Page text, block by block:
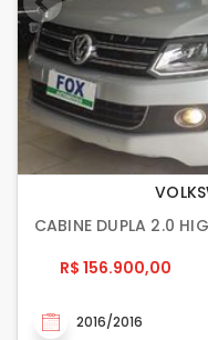
CABINE DUPLA 2.0
R$ 156.900,00
2016/2016